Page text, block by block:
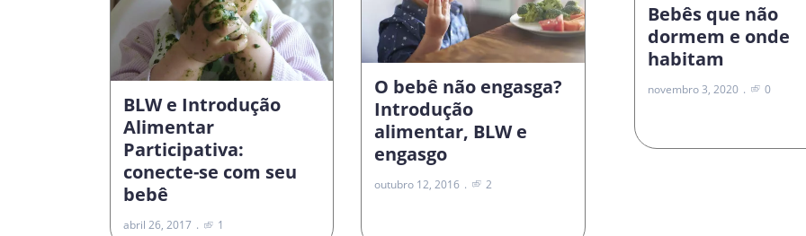
BLW e Introdução
Alimentar
Participativa:
conecte-se com seu
bebê
abril 26, 2017 1
O bebê não engasga?
Introdução
alimentar, BLW e
engasgo
outubro 12, 2016 2
Bebês que não
dormem e onde
habitam
novembro 3, 2020 0